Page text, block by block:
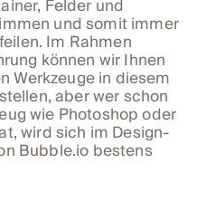
Felder und
und somit immer
Im Rahmen
können wir Ihnen
Werkzeuge in diesem
aber wer schon
wie Photoshop oder
wird sich im Design-
Bubble.io bestens